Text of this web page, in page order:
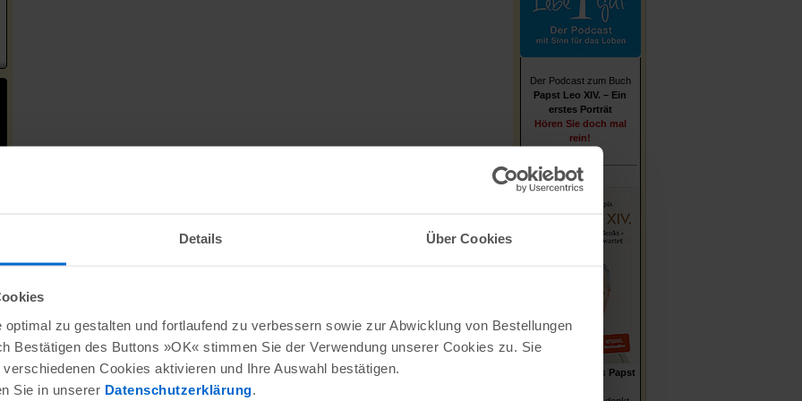
Details Über Cookies
zu gestalten und fortlaufend zu verbessern sowie zur Abwicklung von Bestellungen
Bestätigen des Buttons »OK« stimmen Sie der Verwendung unserer Cookies zu. Sie
Cookies aktivieren und Ihre Auswahl bestätigen.
Sie in unserer Datenschutzerklärung
Der Podcast zum Buch
Papst Leo XIV. – Ein
erstes Porträt
Hören Sie doch mal
rein!
Stefan von Kempis Papst